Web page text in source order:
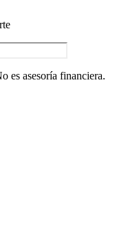
es asesoría financiera.